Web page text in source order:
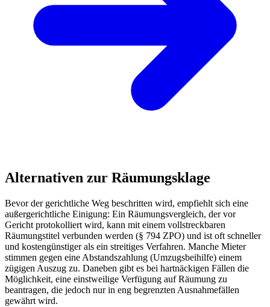
Alternativen zur Räumungsklage
Bevor der gerichtliche Weg beschritten wird, empfiehlt sich eine
außergerichtliche Einigung: Ein Räumungsvergleich, der vor
Gericht protokolliert wird, kann mit einem vollstreckbaren
Räumungstitel verbunden werden (§ 794 ZPO) und ist oft schneller
und kostengünstiger als ein streitiges Verfahren. Manche Mieter
stimmen gegen eine Abstandszahlung (Umzugsbeihilfe) einem
zügigen Auszug zu. Daneben gibt es bei hartnäckigen Fällen die
Möglichkeit, eine einstweilige Verfügung auf Räumung zu
beantragen, die jedoch nur in eng begrenzten Ausnahmefällen
gewährt wird.